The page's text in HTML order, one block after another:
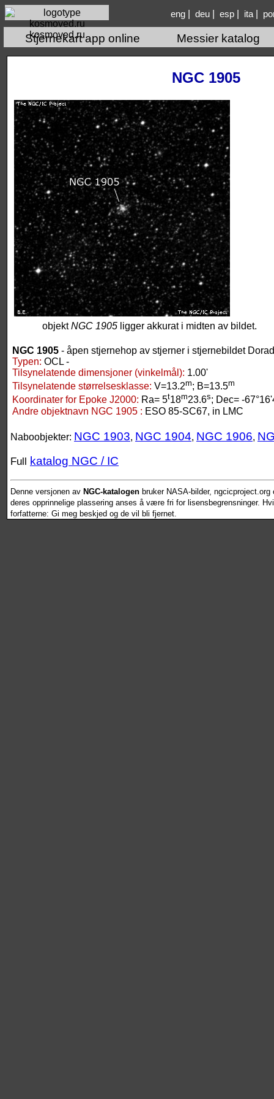
kosmoved.ru
eng| deu| esp| ita|
Stjernekart app online Messier katalog
NGC 1905
objektNGC 1905 ligger akkurat i midten av bildet.
NGC 1905 - åpen stjernehop av stjerner i stjernebildet
Typen: OCL -
Tilsynelatende dimensjoner (vinkelmål): 1.00'
Tilsynelatende størrelsesklasse: V=13.2m; B=13.5m
Koordinater for Epoke J2000: Ra= 5t18m23.6s; Dec= -
Andre objektnavn NGC 1905 : ESO 85-SC67, in LMC
Naboobjekter: NGC 1903, NGC 1904, NGC 1906,
Full katalog NGC / IC
Denne versjonen av NGC-katalogen bruker NASA-bilder,
deres opprinnelige plassering anses å være fri for lisensbegrensninger.
forfatterne: Gi meg beskjed og de vil bli fjernet.